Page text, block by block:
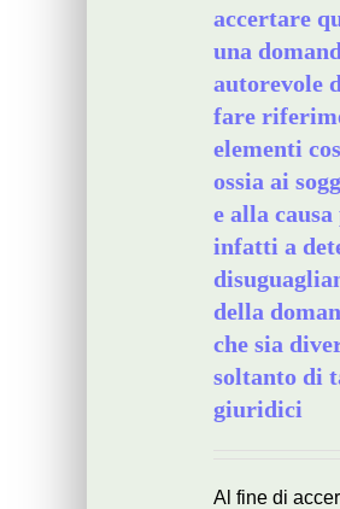
accertare
una
autorevole
fare
elementi
ossia ai
e alla
infatti a
della
che sia
soltanto di
giuridici
Al fine di